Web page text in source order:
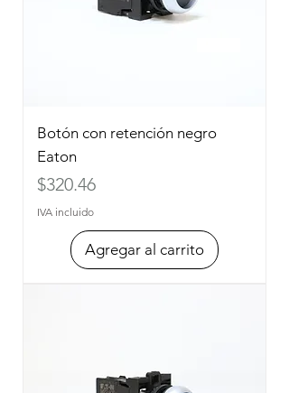
Botón con retención negro
Eaton
Precio
$320.46
IVA incluido
Agregar al carrito